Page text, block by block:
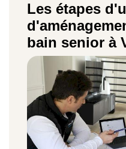
Les étapes
bain senior à